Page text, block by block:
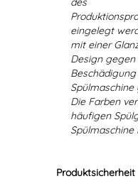
eingelegt
mit einer
Design
Spülmaschine
Die Farben
häufigen
Spülmaschine
Produktsicherheit